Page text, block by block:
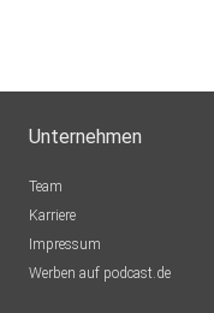
Unternehmen
Team
Karriere
Impressum
Werben auf podcast.de